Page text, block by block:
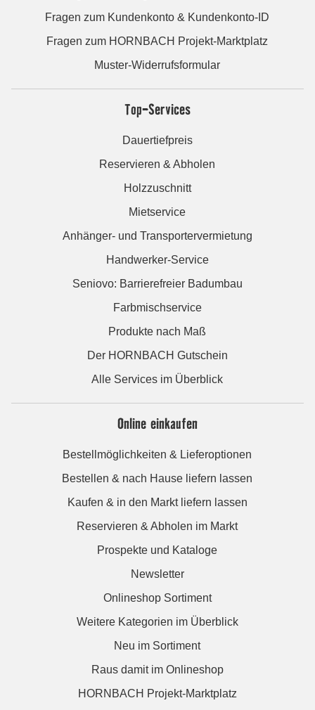
Fragen zum Kundenkonto & Kundenkonto-ID
Fragen zum HORNBACH Projekt-Marktplatz
Muster-Widerrufsformular
Top-Services
Dauertiefpreis
Reservieren & Abholen
Holzzuschnitt
Mietservice
Anhänger- und Transportervermietung
Handwerker-Service
Seniovo: Barrierefreier Badumbau
Farbmischservice
Produkte nach Maß
Der HORNBACH Gutschein
Alle Services im Überblick
Online einkaufen
Bestellmöglichkeiten & Lieferoptionen
Bestellen & nach Hause liefern lassen
Kaufen & in den Markt liefern lassen
Reservieren & Abholen im Markt
Prospekte und Kataloge
Newsletter
Onlineshop Sortiment
Weitere Kategorien im Überblick
Neu im Sortiment
Raus damit im Onlineshop
HORNBACH Projekt-Marktplatz